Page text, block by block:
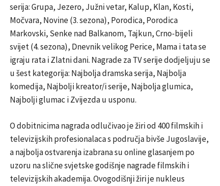
serija: Grupa, Jezero, Južni vetar, Kalup, Klan, Kosti,
Močvara, Novine (3. sezona), Porodica, Porodica
Markovski, Senke nad Balkanom, Tajkun, Crno-bijeli
svijet (4. sezona), Dnevnik velikog Perice, Mama i tata se
igraju rata i Zlatni dani. Nagrade za TV serije dodjeljuju se
u šest kategorija: Najbolja dramska serija, Najbolja
komedija, Najbolji kreator/i serije, Najbolja glumica,
Najbolji glumac i Zvijezda u usponu.
O dobitnicima nagrada odlučivao je žiri od 400 filmskih i
televizijskih profesionalaca s područja bivše Jugoslavije,
a najbolja ostvarenja izabrana su online glasanjem po
uzoru na slične svjetske godišnje nagrade filmskih i
televizijskih akademija. Ovogodišnji žiri je nukleus